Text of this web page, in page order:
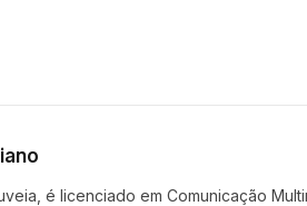
é licenciado em Comunicação